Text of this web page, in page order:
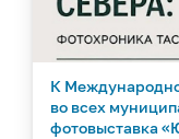
К
во всех
фотовыставка